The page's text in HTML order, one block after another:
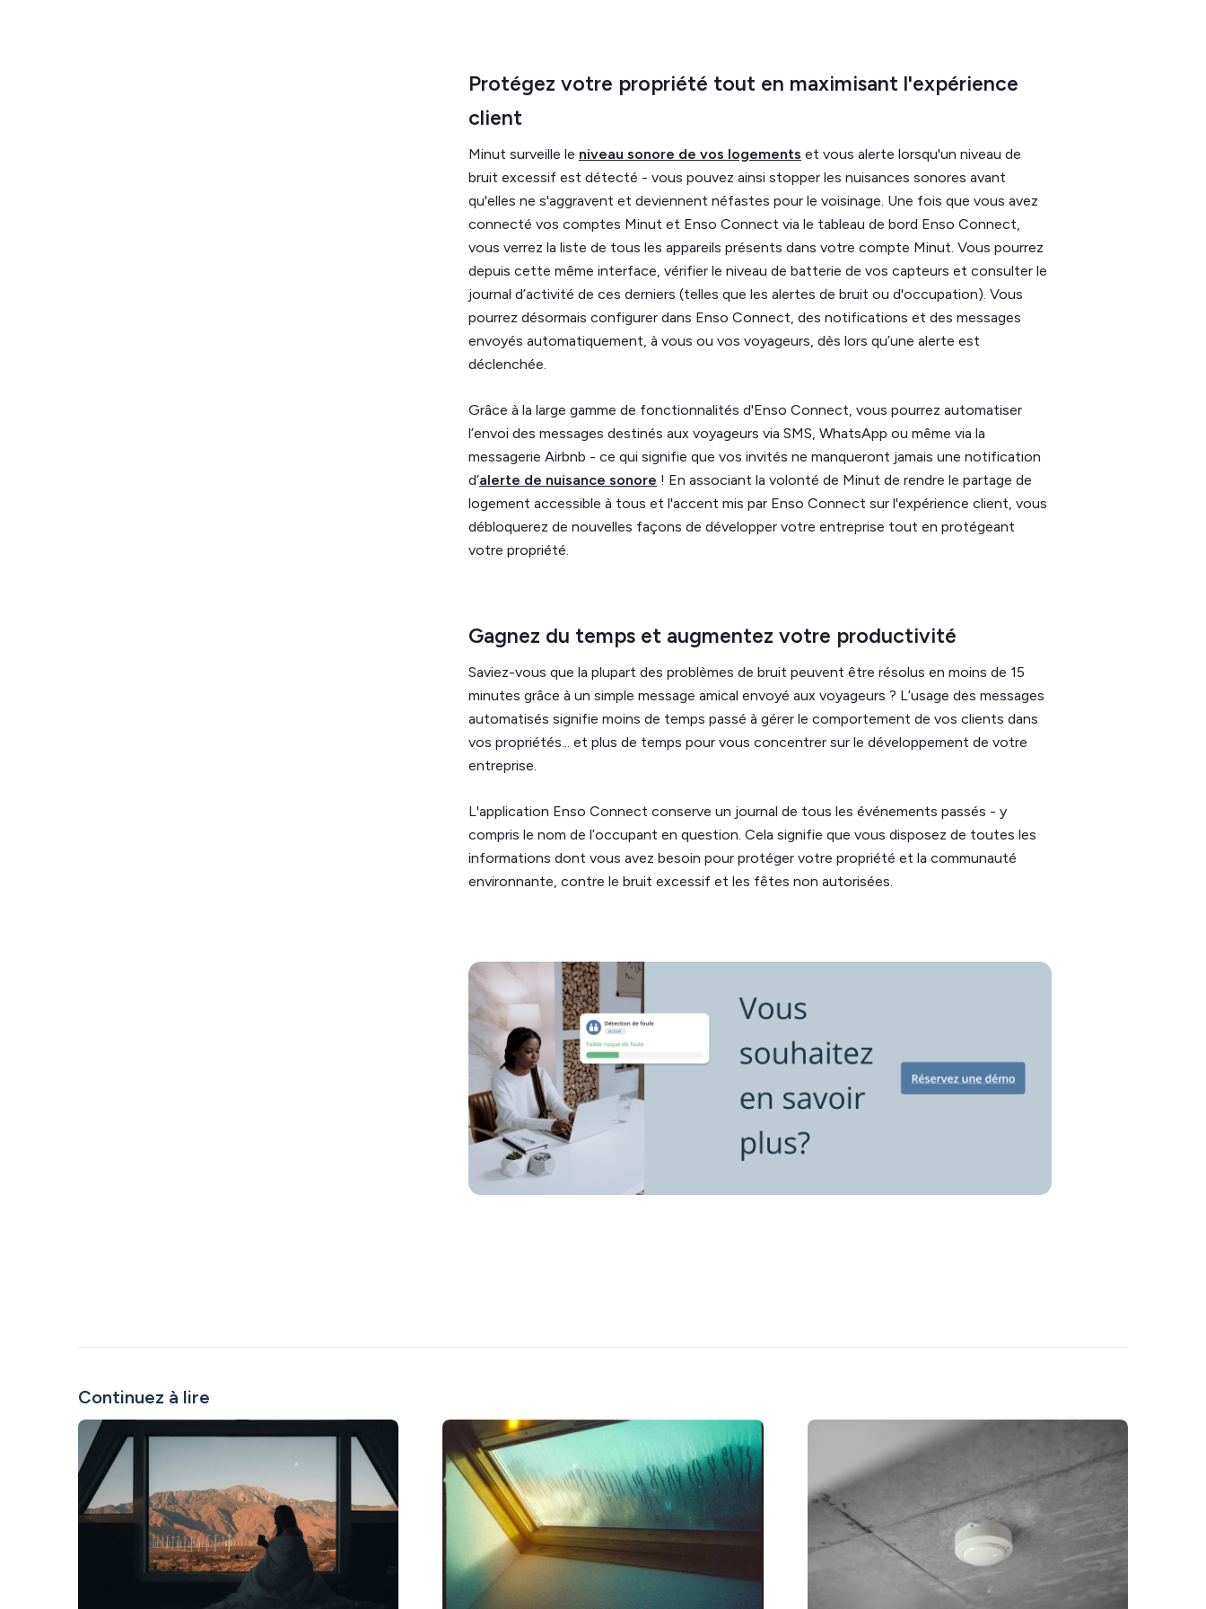
Protégez votre propriété tout en maximisant l'expérience
client
Minut surveille le niveau sonore de vos logements et vous alerte lorsqu'un niveau de
bruit excessif est détecté - vous pouvez ainsi stopper les nuisances sonores avant
qu'elles ne s'aggravent et deviennent néfastes pour le voisinage. Une fois que vous avez
connecté vos comptes Minut et Enso Connect via le tableau de bord Enso Connect,
vous verrez la liste de tous les appareils présents dans votre compte Minut. Vous pourrez
depuis cette même interface, vérifier le niveau de batterie de vos capteurs et consulter le
journal d’activité de ces derniers (telles que les alertes de bruit ou d'occupation). Vous
pourrez désormais configurer dans Enso Connect, des notifications et des messages
envoyés automatiquement, à vous ou vos voyageurs, dès lors qu’une alerte est
déclenchée.
Grâce à la large gamme de fonctionnalités d'Enso Connect, vous pourrez automatiser
l’envoi des messages destinés aux voyageurs via SMS, WhatsApp ou même via la
messagerie Airbnb - ce qui signifie que vos invités ne manqueront jamais une notification
d’alerte de nuisance sonore ! En associant la volonté de Minut de rendre le partage de
logement accessible à tous et l'accent mis par Enso Connect sur l'expérience client, vous
débloquerez de nouvelles façons de développer votre entreprise tout en protégeant
votre propriété.
Gagnez du temps et augmentez votre productivité
Saviez-vous que la plupart des problèmes de bruit peuvent être résolus en moins de 15
minutes grâce à un simple message amical envoyé aux voyageurs ? L’usage des messages
automatisés signifie moins de temps passé à gérer le comportement de vos clients dans
vos propriétés... et plus de temps pour vous concentrer sur le développement de votre
entreprise.
L'application Enso Connect conserve un journal de tous les événements passés - y
compris le nom de l’occupant en question. Cela signifie que vous disposez de toutes les
informations dont vous avez besoin pour protéger votre propriété et la communauté
environnante, contre le bruit excessif et les fêtes non autorisées.
Continuez à lire